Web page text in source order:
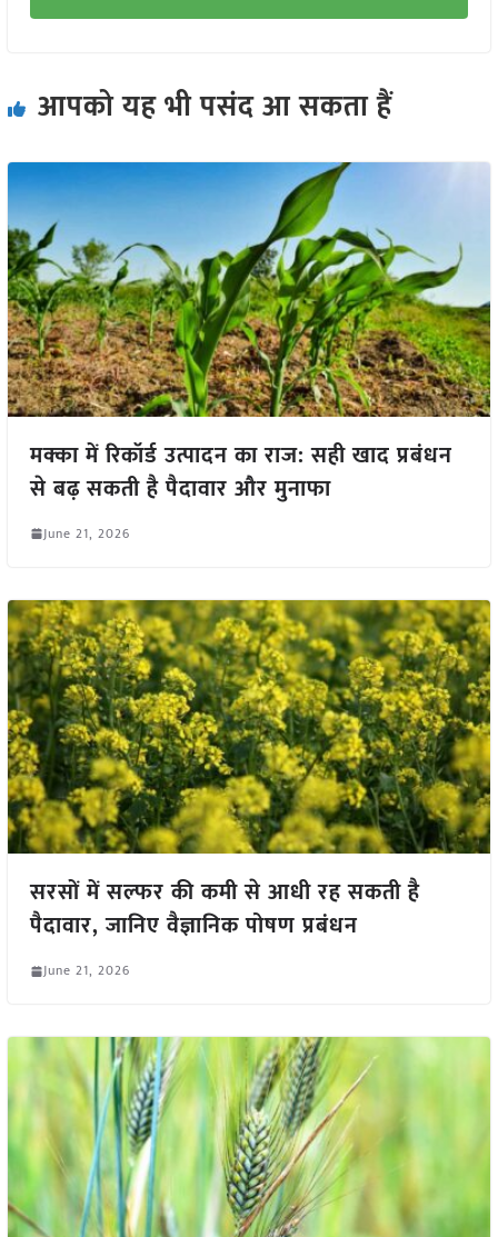
आपको यह भी पसंद आ सकता हैं
मक्का में रिकॉर्ड उत्पादन का राज: सही खाद प्रबंधन
से बढ़ सकती है पैदावार और मुनाफा
June 21, 2026
सरसों में सल्फर की कमी से आधी रह सकती है
पैदावार, जानिए वैज्ञानिक पोषण प्रबंधन
June 21, 2026